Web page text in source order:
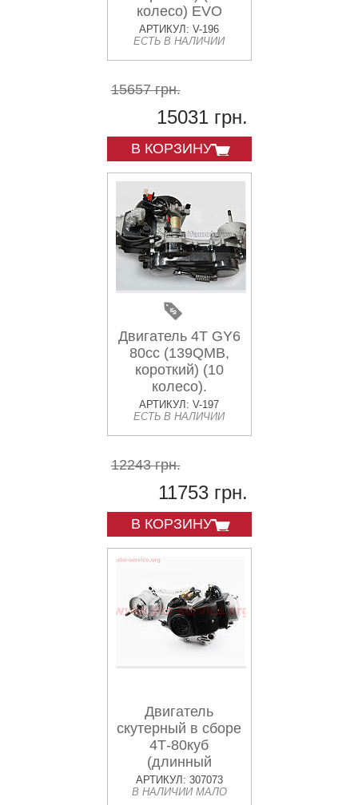
колесо) EVO
АРТИКУЛ: V-196
ЕСТЬ В НАЛИЧИИ
15657 грн.
15031 грн.
В КОРЗИНУ
Двигатель 4T GY6
80cc (139QMB,
короткий) (10
колесо).
АРТИКУЛ: V-197
ЕСТЬ В НАЛИЧИИ
12243 грн.
11753 грн.
В КОРЗИНУ
Двигатель
скутерный в сборе
4Т-80куб
(длинный
вариатор,
длинный вал)
АРТИКУЛ: 307073
В НАЛИЧИИ МАЛО